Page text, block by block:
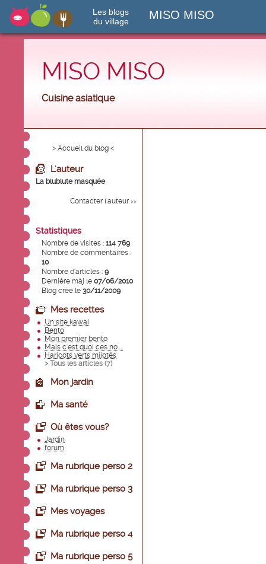
Les blogs
du village
MISO MISO
MISO MISO
Cuisine asiatique
> Accueil du blog <
L'auteur
La blublute masquée
Contacter l'auteur >>
Statistiques
Nombre de visites : 114 769
Nombre de commentaires :
10
Nombre d'articles : 9
Dernière màj le 07/06/2010
Blog créé le 30/11/2009
Mes recettes
Un site kawai
Bento
Mon premier bento
Mais c'est quoi ces no ...
Haricots verts mijotés
> Tous les articles (7)
Mon jardin
Ma santé
Où êtes vous?
Jardin
forum
Ma rubrique perso 2
Ma rubrique perso 3
Mes voyages
Ma rubrique perso 4
Ma rubrique perso 5